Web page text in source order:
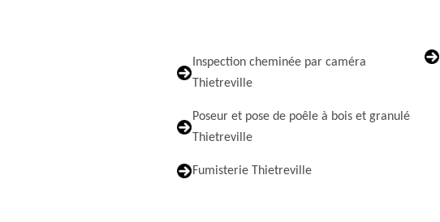
Inspection cheminée par caméra
Thietreville
Poseur et pose de poêle à bois et granulé
Thietreville
Fumisterie Thietreville